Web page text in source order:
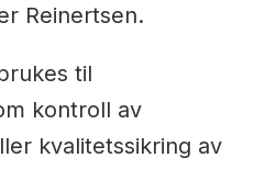
Reinertsen.
til
kontroll av
kvalitetssikring av